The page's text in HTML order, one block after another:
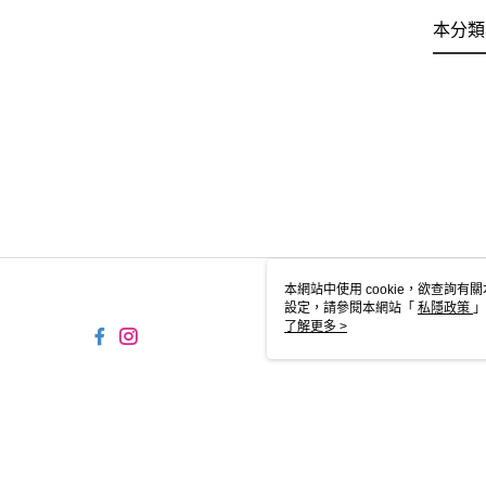
本分
本網站中使用 cookie，欲查詢有
設定，請參閱本網站「 私隱政策
用 cookie。
了解更多 >